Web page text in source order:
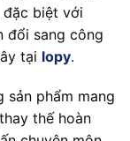
đặc biệt với
đổi sang công
tại lopy.
sản phẩm mang
thế hoàn